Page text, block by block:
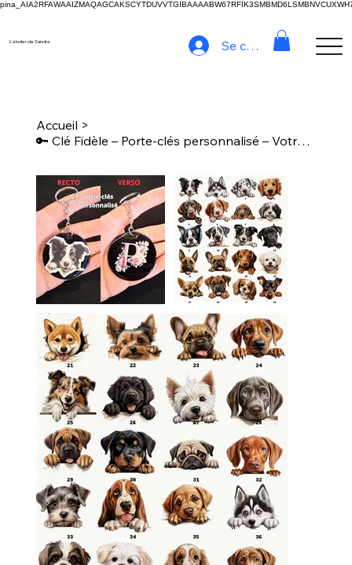
L'atelier de Sandra Se connecter
Accueil >
🔑 Clé Fidèle – Porte-clés personnalisé – Votre compagnon toujours avec vous